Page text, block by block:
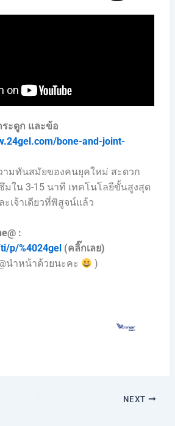
ะดูก และข้อ
bone-and-joint-
ามทันสมัยของคนยุคใหม่ สะดวก
มใน 3-15 นาที เทคโนโลยีขั้นสูงสุด
ะเจ้าเดียวที่พิสูจน์แล้ว
:
p/%4024gel (คลิ๊กเลย)
นำหน้าด้วยนะคะ
)
NEXT